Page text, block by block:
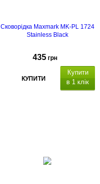
Сковорідка Maxmark MK-PL 1724
Stainless Black
435 грн
КУПИТИ
Купити
в 1 клік